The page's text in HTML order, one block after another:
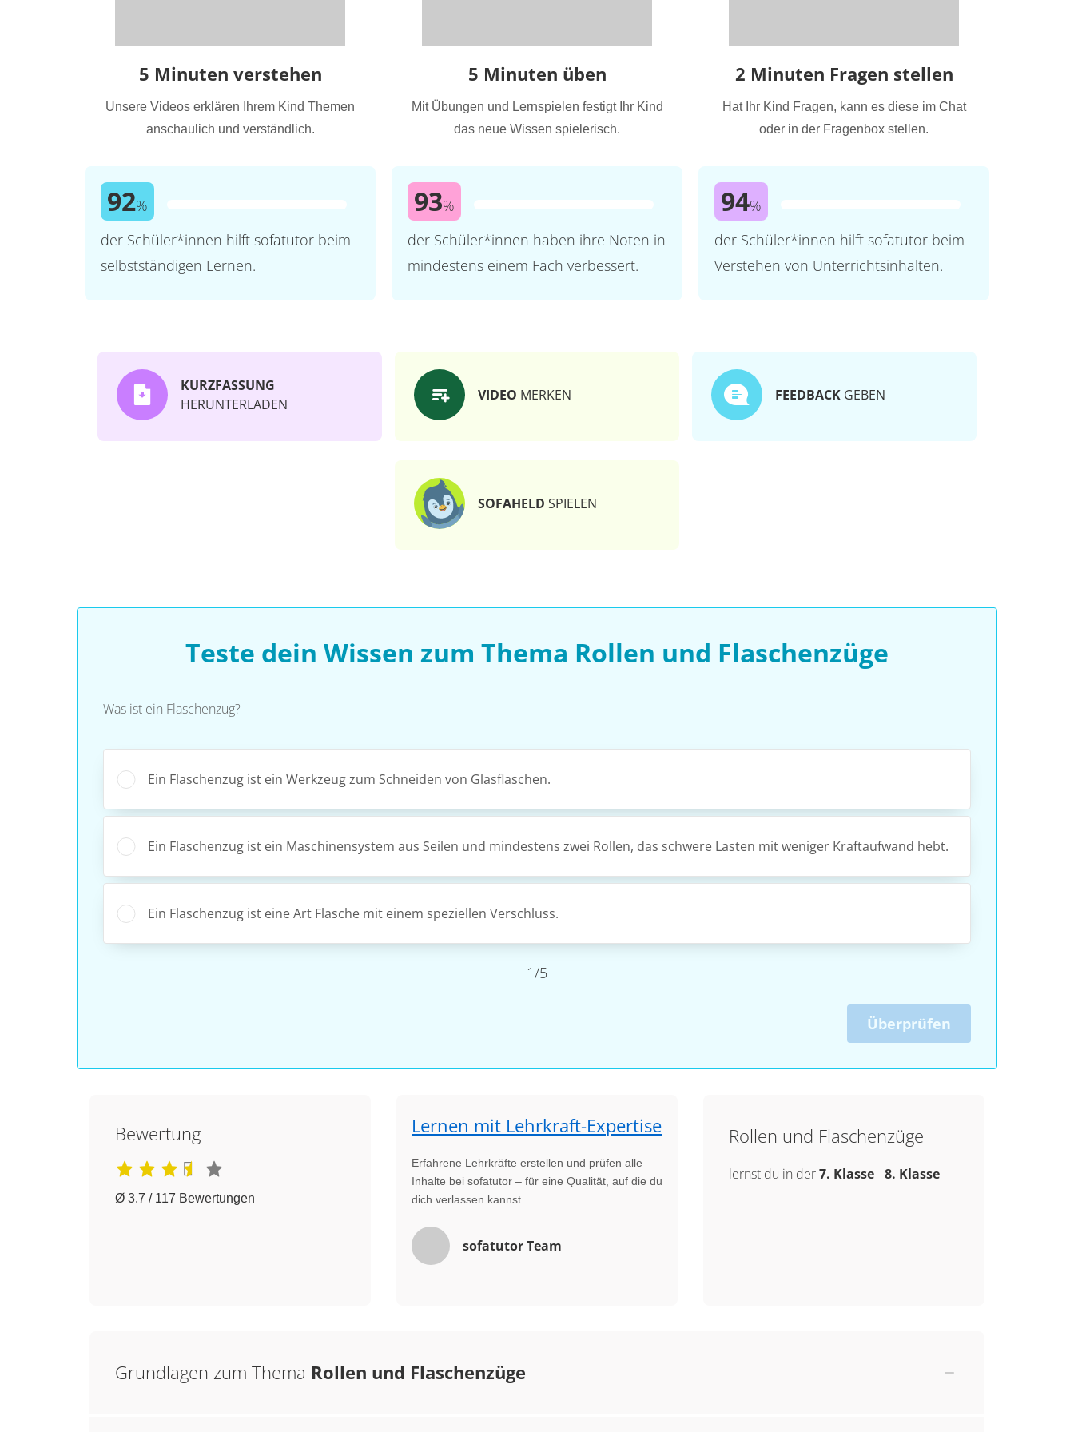
5 Minuten verstehen
Unsere Videos erklären Ihrem Kind Themen
anschaulich und verständlich.
92%
der Schüler*innen hilft sofatutor beim
selbstständigen Lernen.
5 Minuten üben
Mit Übungen und Lernspielen festigt Ihr Kind
das neue Wissen spielerisch.
93%
der Schüler*innen haben ihre Noten in
mindestens einem Fach verbessert.
2 Minuten Fragen stellen
Hat Ihr Kind Fragen, kann es diese im Chat
oder in der Fragenbox stellen.
94%
der Schüler*innen hilft sofatutor beim
Verstehen von Unterrichtsinhalten.
KURZFASSUNG
HERUNTERLADEN
VIDEO MERKEN FEEDBACK GEBEN
SOFAHELD SPIELEN
Teste dein Wissen zum Thema Rollen und Flaschenzüge
Was ist ein Flaschenzug?
Ein Flaschenzug ist ein Werkzeug zum Schneiden von Glasflaschen.
Ein Flaschenzug ist ein Maschinensystem aus Seilen und mindestens zwei Rollen, das schwere Lasten mit weniger Kraftaufwand hebt.
Ein Flaschenzug ist eine Art Flasche mit einem speziellen Verschluss.
1/5
Überprüfen
Bewertung
Ø 3.7 / 117 Bewertungen
Lernen mit Lehrkraft-Expertise
Erfahrene Lehrkräfte erstellen und prüfen alle
Inhalte bei sofatutor – für eine Qualität, auf die du
dich verlassen kannst.
sofatutor Team
Rollen und Flaschenzüge
lernst du in der7. Klasse-8. Klasse
Grundlagen zum Thema Rollen und Flaschenzüge